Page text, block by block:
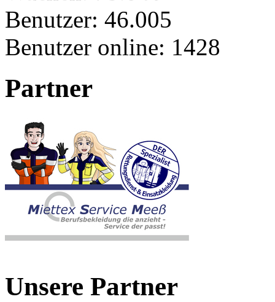
Benutzer: 46.005
Benutzer online: 1428
Partner
Unsere Partner